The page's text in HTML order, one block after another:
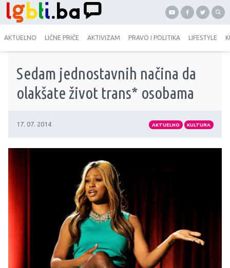
AKTUELNO LIČNE PRIČE AKTIVIZAM PRAVO I POLITIKA LIFESTYLE
Sedam jednostavnih načina da
olakšate život trans* osobama
17. 07. 2014 AKTUELNO KULTURA